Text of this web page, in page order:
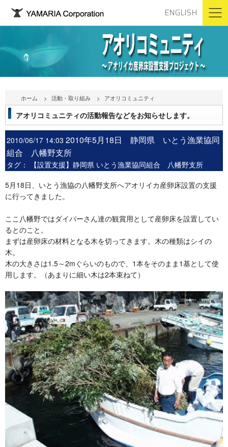
ENGLISH
ホーム 活動・取り組み アオリコミュニティ
アオリコミュニティの活動報告などをお知らせします。
2010/06/17 14:03 2010年5月18日 静岡県 いとう漁業協同
組合 八幡野支所
タグ：
【設置支援】静岡県 いとう漁業協同組合 八幡野支所
5月18日、いとう漁協の八幡野支所へアオリイカ産卵床設置の支援
に行ってきました。
ここ八幡野ではダイバーさん達の観賞用として産卵床を設置してい
るとのこと。
まずは産卵床の材料となる木を切ってきます。木の種類はシイの
木。
木の大きさは1.5～2mぐらいのもので、1本をそのまま1基として使
用します。（あまりに細い木は2本束ねて）